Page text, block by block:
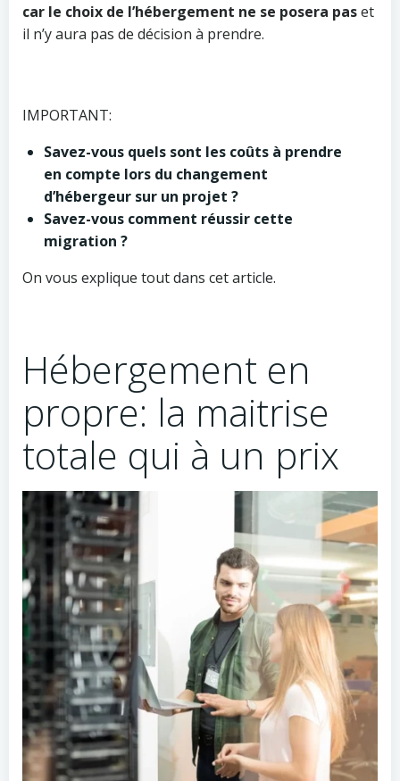
car le choix de l’hébergement ne se posera paset
il n’y aura pas de décision à prendre.
IMPORTANT:
Savez-vous quels sont les coûts à prendre
en compte lors du changement
d’hébergeur sur un projet ?
Savez-vous comment réussir cette
migration ?
On vous explique tout dans cet article.
Hébergement en
propre: la maitrise
totale qui à un prix